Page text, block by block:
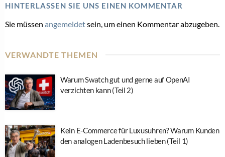
HINTERLASSEN SIE UNS EINEN KOMMENTAR
Sie müssen angemeldetsein, um einen Kommentar abzugeben.
VERWANDTE THEMEN
Warum Swatch gut und gerne auf OpenAI
verzichten kann (Teil 2)
Kein E-Commerce für Luxusuhren? Warum Kunden
den analogen Ladenbesuch lieben (Teil 1)